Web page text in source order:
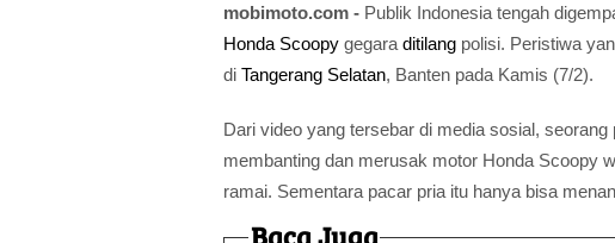
mobimoto.com - Publik Indonesia tengah
Honda Scoopy gegara ditilang polisi. Peristiwa
di Tangerang Selatan, Banten pada Kamis (7/2).
Dari video yang tersebar di media sosial,
membanting dan merusak motor Honda Scoopy
ramai. Sementara pacar pria itu hanya bisa
Baca Juga